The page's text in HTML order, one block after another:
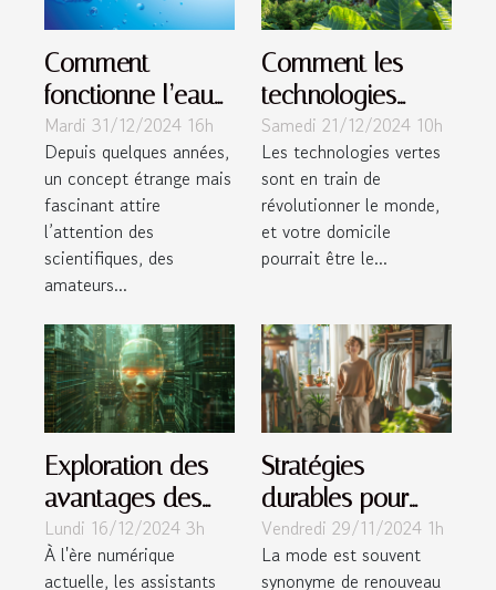
Comment
fonctionne l’eau
informée et
pourquoi suscite-
t-elle tant
d’intérêt ?
Mardi 31/12/2024 16h
Depuis quelques années,
un concept étrange mais
fascinant attire
l’attention des
scientifiques, des
amateurs...
Comment les
technologies
vertes peuvent
révolutionner
votre maison
Samedi 21/12/2024 10h
Les technologies vertes
sont en train de
révolutionner le monde,
et votre domicile
pourrait être le...
Exploration des
avantages des
assistants virtuels
basés sur l'IA
Lundi 16/12/2024 3h
À l'ère numérique
actuelle, les assistants
Stratégies
durables pour
réduire
l'empreinte
Vendredi 29/11/2024 1h
La mode est souvent
synonyme de renouveau